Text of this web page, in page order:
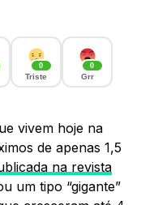
0
Triste
0
Grr
vivem hoje na
de apenas 1,5
na revista
um tipo “gigante”